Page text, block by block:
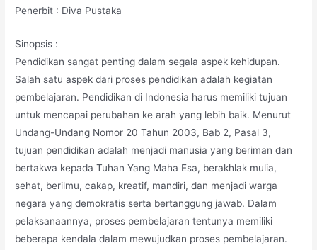
Penerbit : Diva Pustaka
Sinopsis :
Pendidikan sangat penting dalam segala aspek kehidupan.
Salah satu aspek dari proses pendidikan adalah kegiatan
pembelajaran. Pendidikan di Indonesia harus memiliki tujuan
untuk mencapai perubahan ke arah yang lebih baik. Menurut
Undang-Undang Nomor 20 Tahun 2003, Bab 2, Pasal 3,
tujuan pendidikan adalah menjadi manusia yang beriman dan
bertakwa kepada Tuhan Yang Maha Esa, berakhlak mulia,
sehat, berilmu, cakap, kreatif, mandiri, dan menjadi warga
negara yang demokratis serta bertanggung jawab. Dalam
pelaksanaannya, proses pembelajaran tentunya memiliki
beberapa kendala dalam mewujudkan proses pembelajaran.